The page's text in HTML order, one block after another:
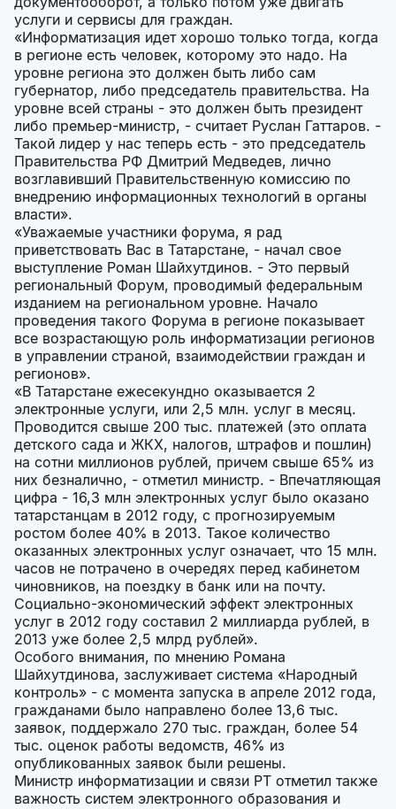
услуги и сервисы для граждан.
«Информатизация идет хорошо только тогда, когда
в регионе есть человек, которому это надо. На
уровне региона это должен быть либо сам
губернатор, либо председатель правительства. На
уровне всей страны - это должен быть президент
либо премьер-министр, - считает Руслан Гаттаров. -
Такой лидер у нас теперь есть - это председатель
Правительства РФ Дмитрий Медведев, лично
возглавивший Правительственную комиссию по
внедрению информационных технологий в органы
власти».
«Уважаемые участники форума, я рад
приветствовать Вас в Татарстане, - начал свое
выступление Роман Шайхутдинов. - Это первый
региональный Форум, проводимый федеральным
изданием на региональном уровне. Начало
проведения такого Форума в регионе показывает
все возрастающую роль информатизации регионов
в управлении страной, взаимодействии граждан и
регионов».
«В Татарстане ежесекундно оказывается 2
электронные услуги, или 2,5 млн. услуг в месяц.
Проводится свыше 200 тыс. платежей (это оплата
детского сада и ЖКХ, налогов, штрафов и пошлин)
на сотни миллионов рублей, причем свыше 65% из
них безналично, - отметил министр. - Впечатляющая
цифра - 16,3 млн электронных услуг было оказано
татарстанцам в 2012 году, с прогнозируемым
ростом более 40% в 2013. Такое количество
оказанных электронных услуг означает, что 15 млн.
часов не потрачено в очередях перед кабинетом
чиновников, на поездку в банк или на почту.
Социально-экономический эффект электронных
услуг в 2012 году составил 2 миллиарда рублей, в
2013 уже более 2,5 млрд рублей».
Особого внимания, по мнению Романа
Шайхутдинова, заслуживает система «Народный
контроль» - с момента запуска в апреле 2012 года,
гражданами было направлено более 13,6 тыс.
заявок, поддержало 270 тыс. граждан, более 54
тыс. оценок работы ведомств, 46% из
опубликованных заявок были решены.
Министр информатизации и связи РТ отметил также
важность систем электронного образования и